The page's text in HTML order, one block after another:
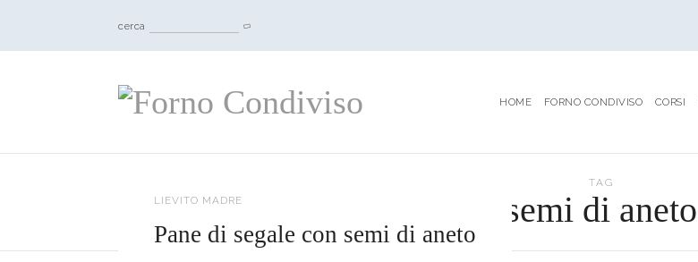
cerca
HOME FORNO CONDIVISO CORSI
TAG
semi di aneto
LIEVITO MADRE
Pane di segale con semi di aneto